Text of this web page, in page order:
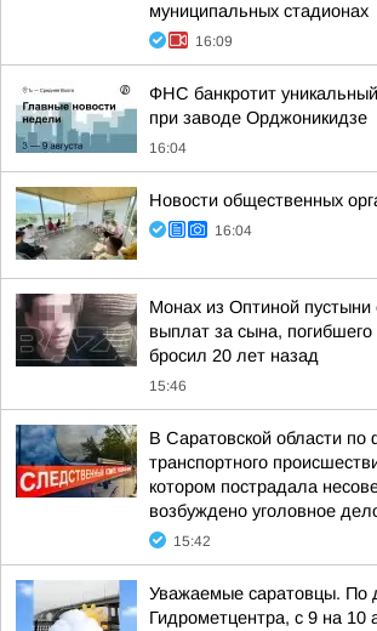
муниципальных стадионах
16:09
ФНС банкротит
при заводе Орджоникидзе
16:04
Новости общественных
16:04
Монах из Оптиной пустыни
выплат за сына,
бросил 20 лет назад
15:46
В Саратовской области по
транспортного
котором пострадала
возбуждено уголовное
15:42
Уважаемые саратовцы. По
Гидрометцентра, с 9 на 10